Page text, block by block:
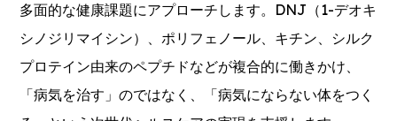
多面的な健康課題にアプローチします。DNJ（1-デオキ
シノジリマイシン）、ポリフェノール、キチン、シルク
プロテイン由来のペプチドなどが複合的に働きかけ、
「病気を治す」のではなく、「病気にならない体をつく